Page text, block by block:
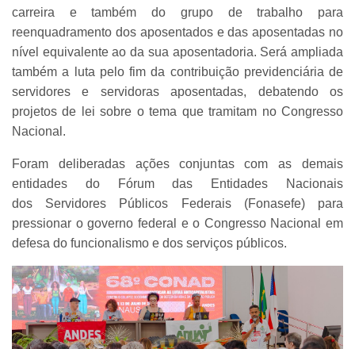
carreira e também do grupo de trabalho para
reenquadramento dos aposentados e das aposentadas no
nível equivalente ao da sua aposentadoria. Será ampliada
também a luta pelo fim da contribuição previdenciária de
servidores e servidoras aposentadas, debatendo os
projetos de lei sobre o tema que tramitam no Congresso
Nacional.
Foram deliberadas ações conjuntas com as demais
entidades do Fórum das Entidades Nacionais
dos Servidores Públicos Federais (Fonasefe) para
pressionar o governo federal e o Congresso Nacional em
defesa do funcionalismo e dos serviços públicos.